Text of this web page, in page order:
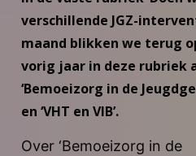
verschillende JGZ-
maand blikken we terug
vorig jaar in deze rubriek
‘Bemoeizorg in de
en ‘VHT en VIB’.
Over ‘Bemoeizorg in de